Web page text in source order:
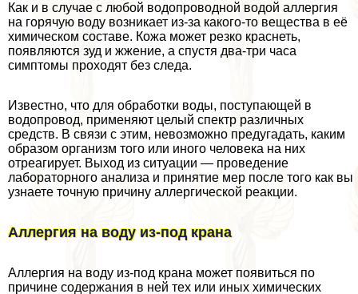
Как и в случае с любой водопроводной водой аллергия
на горячую воду возникает из-за какого-то вещества в её
химическом составе. Кожа может резко краснеть,
появляются зуд и жжение, а спустя два-три часа
симптомы проходят без следа.
Известно, что для обработки воды, поступающей в
водопровод, применяют целый спектр различных
средств. В связи с этим, невозможно предугадать, каким
образом организм того или иного человека на них
отреагирует. Выход из ситуации — проведение
лабораторного анализа и принятие мер после того как вы
узнаете точную причину аллергической реакции.
Аллергия на воду из-под крана
Аллергия на воду из-под крана может появиться по
причине содержания в ней тех или иных химических